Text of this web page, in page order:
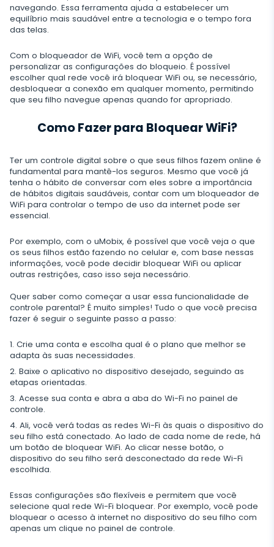
WeChat
Kik
Line
Rastreador do Google Chat
TikTok
Tinder
navegando. Essa ferramenta ajuda a estabelecer um
equilíbrio mais saudável entre a tecnologia e o tempo fora
das telas.
Com o bloqueador de WiFi, você tem a opção de
personalizar as configurações do bloqueio. É possível
escolher qual rede você irá bloquear WiFi ou, se necessário,
desbloquear a conexão em qualquer momento, permitindo
que seu filho navegue apenas quando for apropriado.
Como Fazer para Bloquear WiFi?
Ter um controle digital sobre o que seus filhos fazem online é
fundamental para mantê-los seguros. Mesmo que você já
tenha o hábito de conversar com eles sobre a importância
de hábitos digitais saudáveis, contar com um bloqueador de
WiFi para controlar o tempo de uso da internet pode ser
essencial.
Por exemplo, com o uMobix, é possível que você veja o que
os seus filhos estão fazendo no celular e, com base nessas
informações, você pode decidir bloquear WiFi ou aplicar
outras restrições, caso isso seja necessário.
Quer saber como começar a usar essa funcionalidade de
controle parental? É muito simples! Tudo o que você precisa
fazer é seguir o seguinte passo a passo:
Crie uma conta e escolha qual é o plano que melhor se
adapta às suas necessidades.
Baixe o aplicativo no dispositivo desejado, seguindo as
etapas orientadas.
Acesse sua conta e abra a aba do Wi-Fi no painel de
controle.
Ali, você verá todas as redes Wi-Fi às quais o dispositivo do
seu filho está conectado. Ao lado de cada nome de rede, há
um botão de bloquear WiFi. Ao clicar nesse botão, o
dispositivo do seu filho será desconectado da rede Wi-Fi
escolhida.
Essas configurações são flexíveis e permitem que você
selecione qual rede Wi-Fi bloquear. Por exemplo, você pode
bloquear o acesso à internet no dispositivo do seu filho com
apenas um clique no painel de controle.